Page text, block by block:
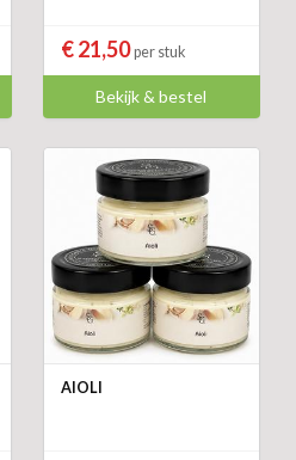
€ 21,50per stuk
Bekijk & bestel
AIOLI